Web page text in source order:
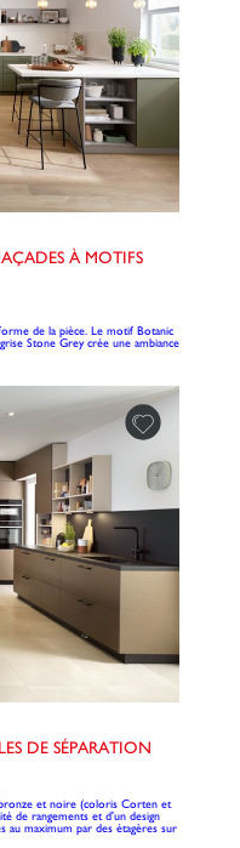
À MOTIFS
de la pièce. Le motif Botanic
Stone Grey crée une ambiance
DE SÉPARATION
et noire (coloris Corten et
de rangements et d'un design
au maximum par des étagères sur